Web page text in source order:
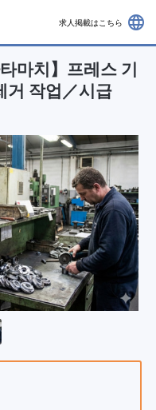
求人掲載はこちら language
마치】프레스 기
거 작업／시급